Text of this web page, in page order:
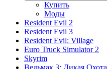
Купить
Моды
Resident Evil 2
Resident Evil 3
Resident Evil: Village
Euro Truck Simulator 2
Skyrim
Ведьмак 3: Дикая Охота